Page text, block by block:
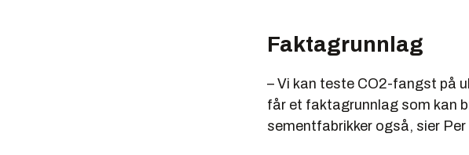
Faktagrunnlag
– Vi kan teste CO2-fangst på
får et faktagrunnlag som kan
sementfabrikker også, sier